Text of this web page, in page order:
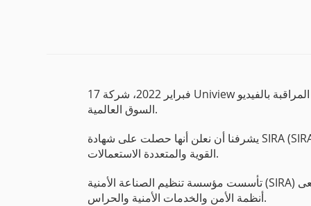
17 فبراير 2022، شركة Uniview هي شركة رائدة قائدة في مجال أنظمة المراقبة بالفيديو. IPو تعتبر أول من قدم المراقبة بالفيديو IPفي الصين وهي أعلى 4 حصة في
السوق العالمية.
يشرفنا أن نعلن أنها حصلت على شهادة SIRA (SIRA/2022/1/04285) من مؤسسة تنظيم الصناعة الأمنية (SIRA) لمنتج الشركة "Unicorn الكل في واحد" كسيرفر VMS
القوية والمتعددة الاستعمالات.
تأسست مؤسسة تنظيم الصناعة الأمنية (SIRA) في عام 2016. تسعى SIRA إلى تزويد دبي بأعلى مستويات السلامة والأمن من خلال تطبيق أفضل الممارسات الدولية في
أنظمة الأمن والخدمات الأمنية والحراس.